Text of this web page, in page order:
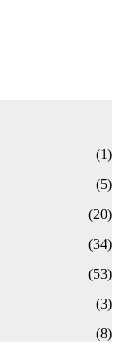
(1)
(5)
(20)
(34)
(53)
(3)
(8)